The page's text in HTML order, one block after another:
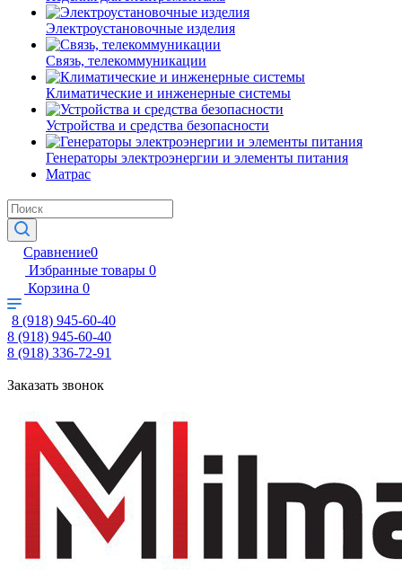
Электроустановочные изделия
Связь, телекоммуникации
Климатические и инженерные системы
Устройства и средства безопасности
Генераторы электроэнергии и элементы питания
Матрас
Сравнение0
Избранные товары 0
Корзина 0
8 (918) 945-60-40
8 (918) 945-60-40
8 (918) 336-72-91
Заказать звонок